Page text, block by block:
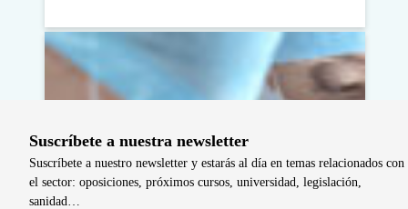
Suscríbete a nuestra newsletter
Suscríbete a nuestro newsletter y estarás al día en temas relacionados con
el sector: oposiciones, próximos cursos, universidad, legislación,
sanidad…